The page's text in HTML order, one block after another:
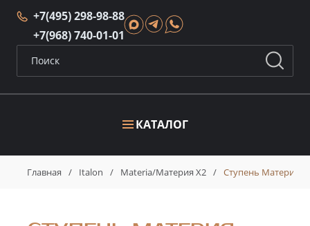
КАТАЛОГ
+7(495) 298-98-88
+7(968) 740-01-01
Главная / Italon / Materia/Материя X2 / Ступень Материя